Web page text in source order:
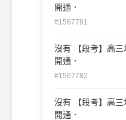
開通．
#1567781
沒有 【段考】高
開通．
#1567782
沒有 【段考】高
開通．